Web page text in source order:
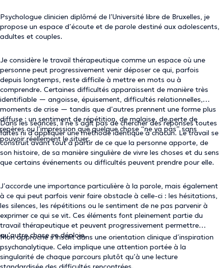
Psychologue clinicien diplômé de l’Université libre de Bruxelles, je
propose un espace d’écoute et de parole destiné aux adolescents,
adultes et couples.
Je considère le travail thérapeutique comme un espace où une
personne peut progressivement venir déposer ce qui, parfois
depuis longtemps, reste difficile à mettre en mots ou à
comprendre. Certaines difficultés apparaissent de manière très
identifiable — angoisse, épuisement, difficultés relationnelles,
moments de crise — tandis que d’autres prennent une forme plus
diffuse : un sentiment de répétition, de malaise, de perte de
repères ou l’impression que quelque chose “ne va pas” sans
pouvoir réellement le situer.
Dans les séances, il ne s’agit pas de chercher des réponses toutes
faites ni d’appliquer une méthode identique à chacun. Le travail se
construit avant tout à partir de ce que la personne apporte, de
son histoire, de sa manière singulière de vivre les choses et du sens
que certains événements ou difficultés peuvent prendre pour elle.
J’accorde une importance particulière à la parole, mais également
à ce qui peut parfois venir faire obstacle à celle-ci : les hésitations,
les silences, les répétitions ou le sentiment de ne pas parvenir à
exprimer ce qui se vit. Ces éléments font pleinement partie du
travail thérapeutique et peuvent progressivement permettre
qu’autre chose se déploie.
Mon approche s’inscrit dans une orientation clinique d’inspiration
psychanalytique. Cela implique une attention portée à la
singularité de chaque parcours plutôt qu’à une lecture